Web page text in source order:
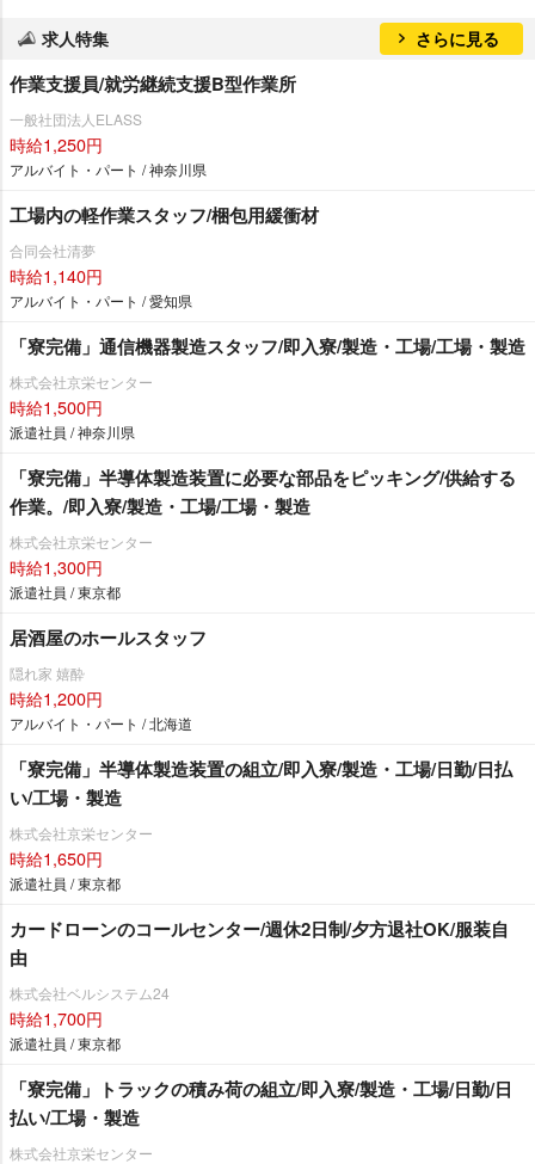
求人特集 さらに見る
作業支援員/就労継続支援B型作業所
一般社団法人ELASS
時給1,250円
アルバイト・パート / 神奈川県
工場内の軽作業スタッフ/梱包用緩衝材
合同会社清夢
時給1,140円
アルバイト・パート / 愛知県
「寮完備」通信機器製造スタッフ/即入寮/製造・工場/工場・製造
株式会社京栄センター
時給1,500円
派遣社員 / 神奈川県
「寮完備」半導体製造装置に必要な部品をピッキング/供給する
作業。/即入寮/製造・工場/工場・製造
株式会社京栄センター
時給1,300円
派遣社員 / 東京都
居酒屋のホールスタッフ
隠れ家 嬉酔
時給1,200円
アルバイト・パート / 北海道
「寮完備」半導体製造装置の組立/即入寮/製造・工場/日勤/日払
い/工場・製造
株式会社京栄センター
時給1,650円
派遣社員 / 東京都
カードローンのコールセンター/週休2日制/夕方退社OK/服装自
由
株式会社ベルシステム24
時給1,700円
派遣社員 / 東京都
「寮完備」トラックの積み荷の組立/即入寮/製造・工場/日勤/日
払い/工場・製造
株式会社京栄センター